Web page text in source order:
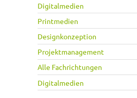
Digitalmedien
Printmedien
Designkonzeption
Projektmanagement
Alle Fachrichtungen
Digitalmedien